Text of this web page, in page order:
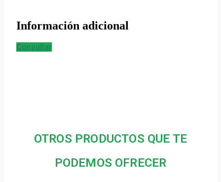
Información adicional
Consultar
OTROS PRODUCTOS QUE TE
PODEMOS OFRECER